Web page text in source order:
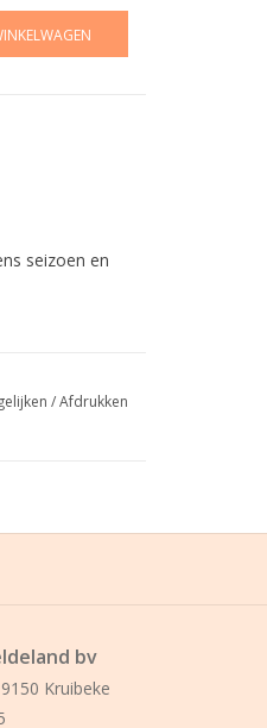
seizoen en
/Afdrukken
bv
Kruibeke